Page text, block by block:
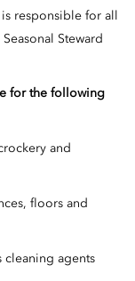
responsible for all
Steward
for the following
and
floors and
cleaning agents